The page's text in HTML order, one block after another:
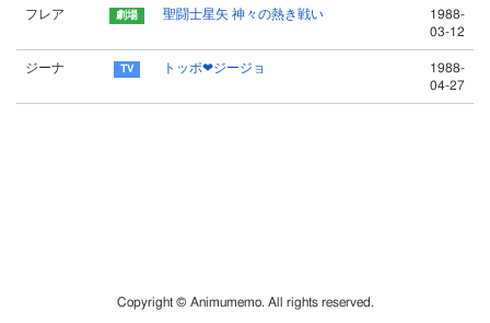
フレア 聖闘士星矢 神々の熱き戦い
1988-
03-12
ジーナ トッポ❤ジージョ
1988-
04-27
Copyright © Animumemo. All rights reserved.